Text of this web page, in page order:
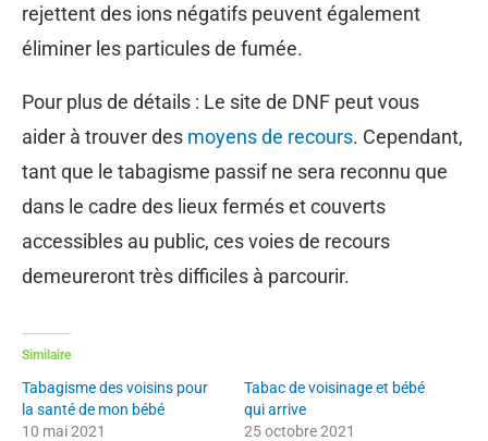
rejettent des ions négatifs peuvent également
éliminer les particules de fumée.
Pour plus de détails : Le site de DNF peut vous
aider à trouver des moyens de recours. Cependant,
tant que le tabagisme passif ne sera reconnu que
dans le cadre des lieux fermés et couverts
accessibles au public, ces voies de recours
demeureront très difficiles à parcourir.
Similaire
Tabagisme des voisins pour
la santé de mon bébé
10 mai 2021
Tabac de voisinage et bébé
qui arrive
25 octobre 2021